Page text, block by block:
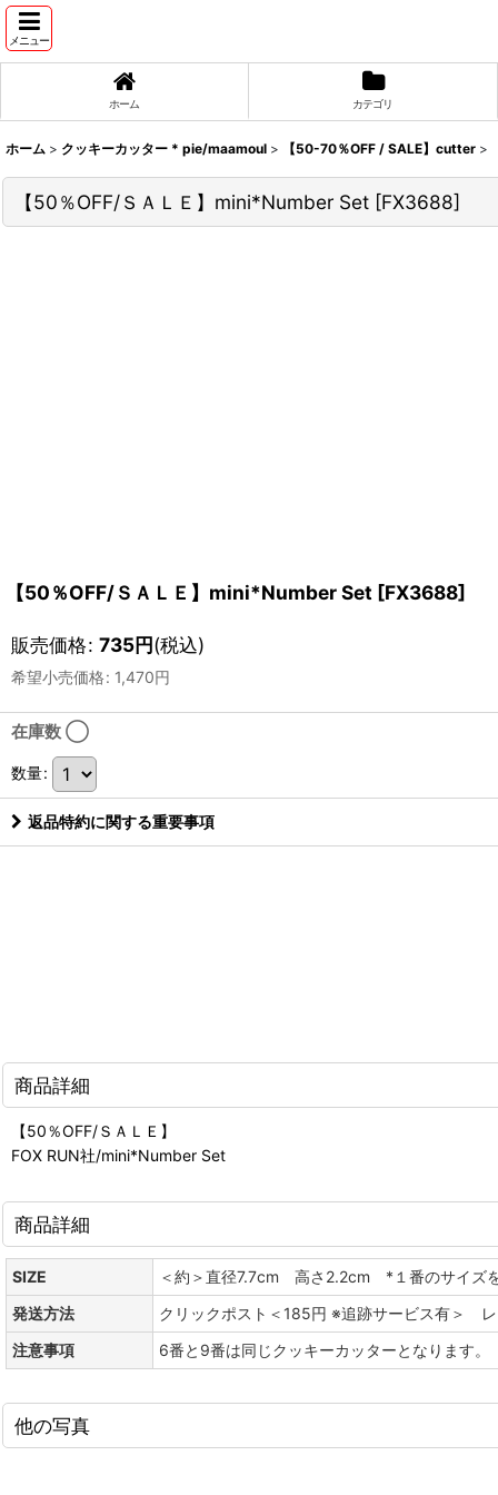
メニュー
ホーム カテゴリ
ホーム > クッキーカッター * pie/maamoul > 【50-70％OFF / SALE】cutter >
【50％OFF/ＳＡＬＥ】mini*Number Set [FX3688]
【50％OFF/ＳＡＬＥ】mini*Number Set [FX3688]
販売価格: 735円(税込)
希望小売価格: 1,470円
在庫数 ◯
数量:
返品特約に関する重要事項
商品詳細
【50％OFF/ＳＡＬＥ】
FOX RUN社/mini*Number Set
商品詳細
SIZE
＜約＞直径7.7cm 高さ2.2cm *１番のサイズ
発送方法
クリックポスト＜185円 ※追跡サービス有＞
注意事項
6番と9番は同じクッキーカッターとなります。
他の写真